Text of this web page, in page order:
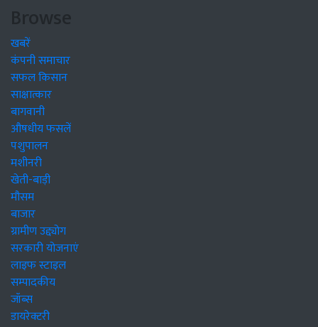
Browse
खबरें
कंपनी समाचार
सफल किसान
साक्षात्कार
बागवानी
औषधीय फसलें
पशुपालन
मशीनरी
खेती-बाड़ी
मौसम
बाजार
ग्रामीण उद्द्योग
सरकारी योजनाएं
लाइफ स्टाइल
सम्पादकीय
जॉब्स
डायरेक्टरी